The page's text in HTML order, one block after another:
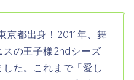
京都出身！2011年、舞
スの王子様2ndシーズ
た。これまで「愛し